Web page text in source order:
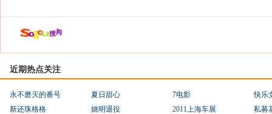
近期热点关注
永不磨灭的番号 夏日甜心 7电影
快乐
新还珠格格
姚明退役 2011上海车展
私募